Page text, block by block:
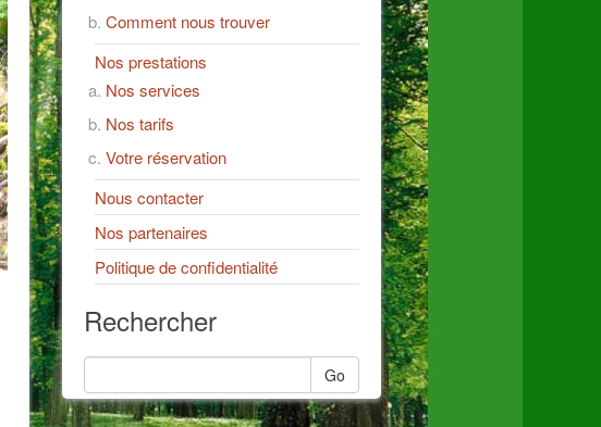
Comment nous trouver
Nos prestations
Nos services
Nos tarifs
Votre réservation
Nous contacter
Nos partenaires
Politique de confidentialité
Rechercher
Go